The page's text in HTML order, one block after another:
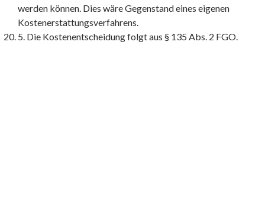
werden können. Dies wäre Gegenstand eines eigenen
Kostenerstattungsverfahrens.
5. Die Kostenentscheidung folgt aus § 135 Abs. 2 FGO.